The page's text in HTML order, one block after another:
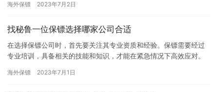
关心…
海外保镖 2023年7月2日
找秘鲁一位保镖选择哪家公司合适
在选择保镖公司时，首先要关注其专业资质和经验。保镖需要经过
专业培训，具备相关的技能和知识，才能在紧急情况下高效应对。
择保…
海外保镖 2023年7月1日